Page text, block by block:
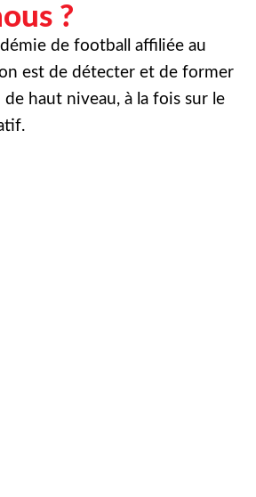
?
de football affiliée au
est de détecter et de former
haut niveau, à la fois sur le